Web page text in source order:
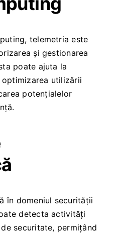
telemetria este
și gestionarea
poate ajuta la
utilizării
potențialelor
în domeniul securității
detecta activități
securitate, permițând